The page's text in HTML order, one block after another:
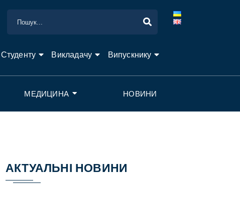
Студенту Викладачу Випускнику
МЕДИЦИНА НОВИНИ
АКТУАЛЬНІ НОВИНИ